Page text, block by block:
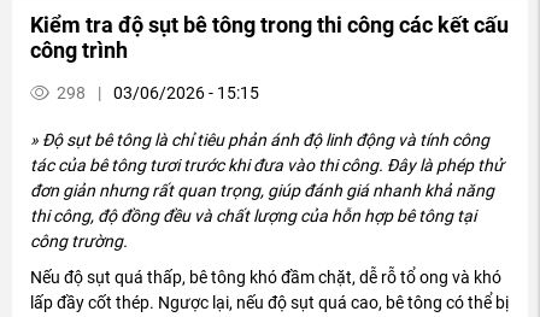
Kiểm tra độ sụt bê tông trong thi công các kết cấu
công trình
298 | 03/06/2026 - 15:15
» Độ sụt bê tông là chỉ tiêu phản ánh độ linh động và tính công
tác của bê tông tươi trước khi đưa vào thi công. Đây là phép thử
đơn giản nhưng rất quan trọng, giúp đánh giá nhanh khả năng
thi công, độ đồng đều và chất lượng của hỗn hợp bê tông tại
công trường.
Nếu độ sụt quá thấp, bê tông khó đầm chặt, dễ rỗ tổ ong và khó
lấp đầy cốt thép. Ngược lại, nếu độ sụt quá cao, bê tông có thể bị